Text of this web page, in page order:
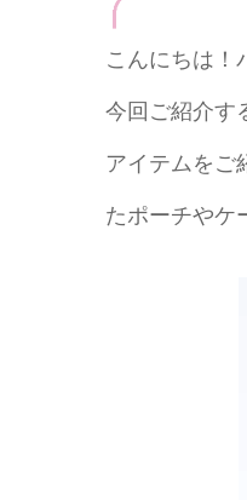
こんにちは！
今回ご紹介す
アイテムをご
たポーチやケ